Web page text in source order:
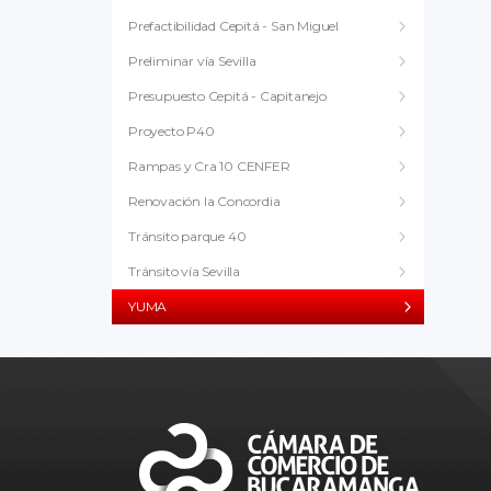
Prefactibilidad Cepitá - San Miguel
Preliminar vía Sevilla
Presupuesto Cepitá - Capitanejo
Proyecto P40
Rampas y Cra 10 CENFER
Renovación la Concordia
Tránsito parque 40
Tránsito vía Sevilla
YUMA